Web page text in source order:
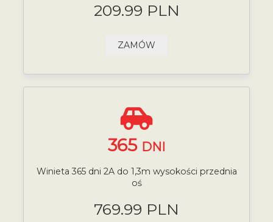
209.99 PLN
ZAMÓW
365 DNI
Winieta 365 dni 2A do 1,3m wysokości przednia
oś
769.99 PLN